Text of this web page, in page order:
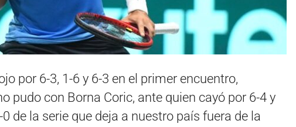
por 6-3, 1-6 y 6-3 en el primer encuentro,
pudo con Borna Coric, ante quien cayó por 6-4 y
de la serie que deja a nuestro país fuera de la